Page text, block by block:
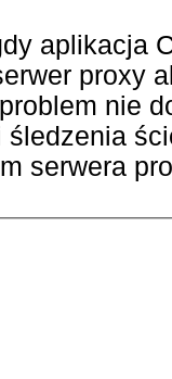
aplikacja
proxy
nie
serwera